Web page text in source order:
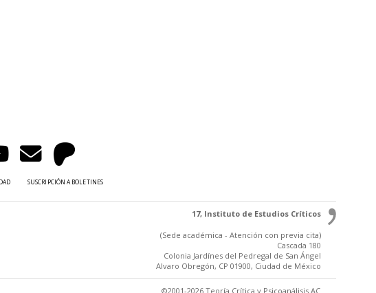
SUSCRIPCIÓN A BOLETINES
17, Instituto de Estudios Críticos
(Sede académica - Atención con previa cita)
Cascada 180
Colonia Jardínes del Pedregal de San Ángel
Alvaro Obregón, CP 01900, Ciudad de México
©2001-2026 Teoría Crítica y Psicoanálisis AC